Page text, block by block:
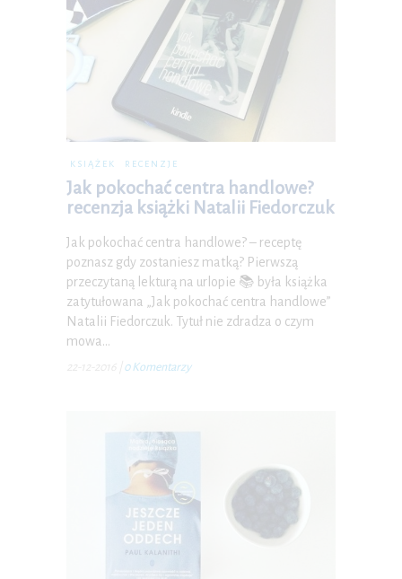
KSIĄŻEK RECENZJE
Jak pokochać centra handlowe?
recenzja książki Natalii Fiedorczuk
Jak pokochać centra handlowe? – receptę
poznasz gdy zostaniesz matką? Pierwszą
przeczytaną lekturą na urlopie 📚 była książka
zatytułowana „Jak pokochać centra handlowe”
Natalii Fiedorczuk. Tytuł nie zdradza o czym
mowa…
22-12-2016 0 Komentarzy